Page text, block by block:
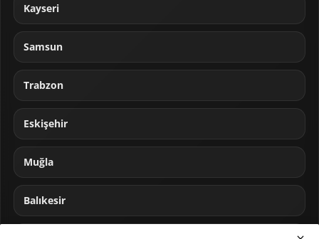
Kayseri
Samsun
Trabzon
Eskişehir
Muğla
Balıkesir